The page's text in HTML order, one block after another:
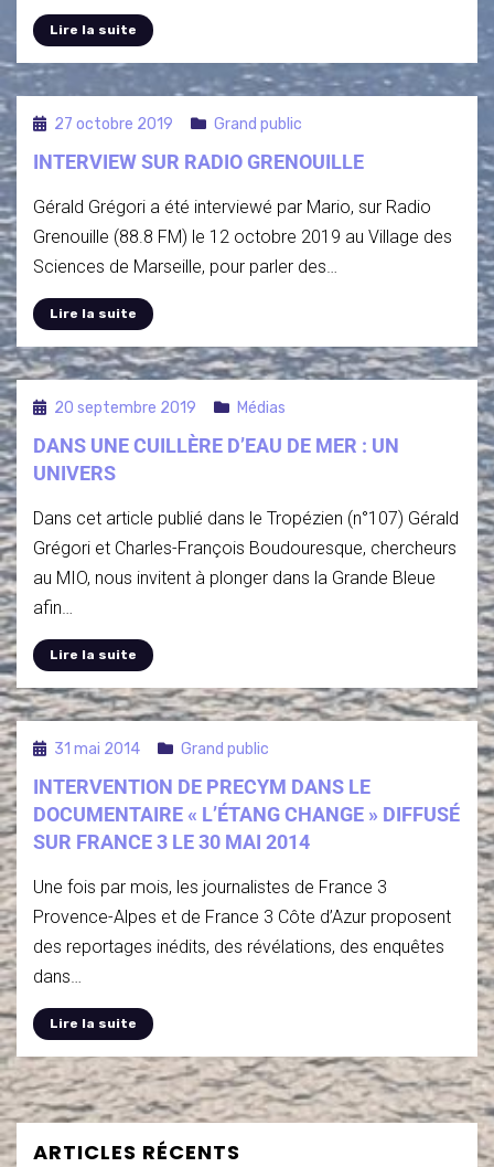
Lire la suite
27 octobre 2019 Grand public
INTERVIEW SUR RADIO GRENOUILLE
Gérald Grégori a été interviewé par Mario, sur Radio
Grenouille (88.8 FM) le 12 octobre 2019 au Village des
Sciences de Marseille, pour parler des…
Lire la suite
20 septembre 2019 Médias
DANS UNE CUILLÈRE D’EAU DE MER : UN
UNIVERS
Dans cet article publié dans le Tropézien (n°107) Gérald
Grégori et Charles-François Boudouresque, chercheurs
au MIO, nous invitent à plonger dans la Grande Bleue
afin…
Lire la suite
31 mai 2014 Grand public
INTERVENTION DE PRECYM DANS LE
DOCUMENTAIRE « L’ÉTANG CHANGE » DIFFUSÉ
SUR FRANCE 3 LE 30 MAI 2014
Une fois par mois, les journalistes de France 3
Provence-Alpes et de France 3 Côte d’Azur proposent
des reportages inédits, des révélations, des enquêtes
dans…
Lire la suite
ARTICLES RÉCENTS